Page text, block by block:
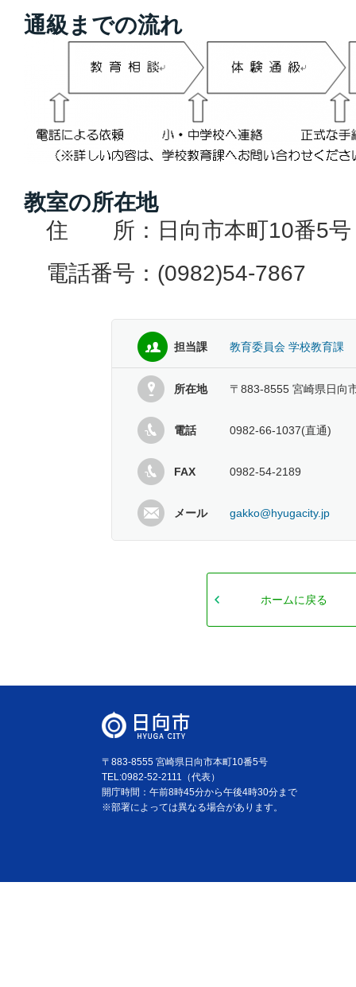
通級までの流れ
教室の所在地
住 所：日向市本町10番5号
電話番号：(0982)54-7867
担当課 教育委員会 学校教育課
所在地 〒883-8555 宮崎県日向
電話 0982-66-1037(直通)
FAX 0982-54-2189
メール gakko@hyugacity.jp
ホームに戻る
〒883-8555 宮崎県日向市本町10番5号
TEL:0982-52-2111（代表）
開庁時間：午前8時45分から午後4時30分まで
※部署によっては異なる場合があります。